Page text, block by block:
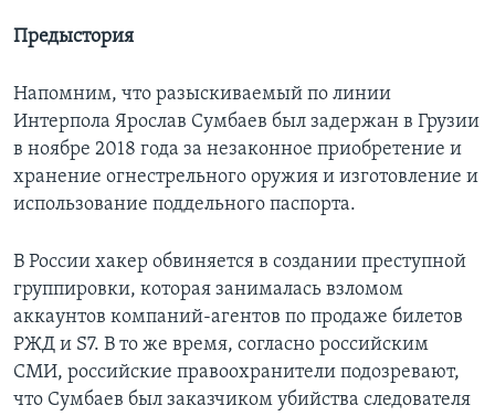
Предыстория
Напомним, что разыскиваемый по линии
Интерпола Ярослав Сумбаев был задержан в Грузии
в ноябре 2018 года за незаконное приобретение и
хранение огнестрельного оружия и изготовление и
использование поддельного паспорта.
В России хакер обвиняется в создании преступной
группировки, которая занималась взломом
аккаунтов компаний-агентов по продаже билетов
РЖД и S7. В то же время, согласно российским
СМИ, российские правоохранители подозревают,
что Сумбаев был заказчиком убийства следователя